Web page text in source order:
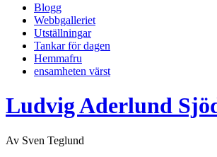
Blogg
Webbgalleriet
Utställningar
Tankar för dagen
Hemmafru
ensamheten värst
Ludvig Aderlund
Av Sven Teglund